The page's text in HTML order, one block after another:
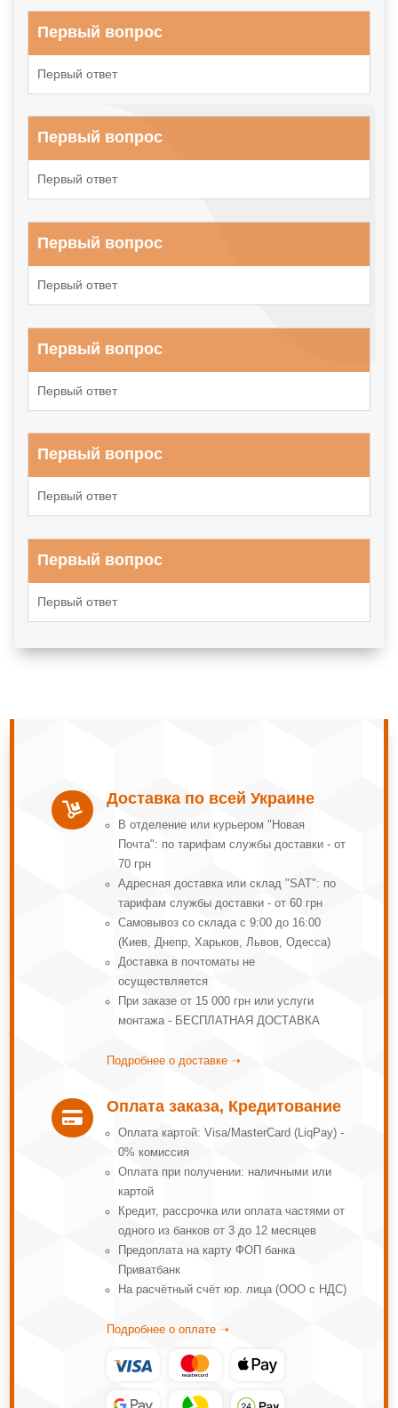
Первый вопрос
Первый ответ
Первый вопрос
Первый ответ
Первый вопрос
Первый ответ
Первый вопрос
Первый ответ
Первый вопрос
Первый ответ
Первый вопрос
Первый ответ

Доставка по всей Украине
В отделение или курьером "Новая
Почта": по тарифам службы доставки - от
70 грн
Адресная доставка или склад "SAT": по
тарифам службы доставки - от 60 грн
Самовывоз со склада с 9:00 до 16:00
(Киев, Днепр, Харьков, Львов, Одесса)
Доставка в почтоматы не
осуществляется
При заказе от 15 000 грн или услуги
монтажа - БЕСПЛАТНАЯ ДОСТАВКА
Подробнее о доставке ➝

Оплата заказа, Кредитование
Оплата картой: Visa/MasterCard (LiqPay) -
0% комиссия
Оплата при получении: наличными или
картой
Кредит, рассрочка или оплата частями от
одного из банков от 3 до 12 месяцев
Предоплата на карту ФОП банка
Приватбанк
На расчётный счёт юр. лица (ООО с НДС)
Подробнее о оплате ➝